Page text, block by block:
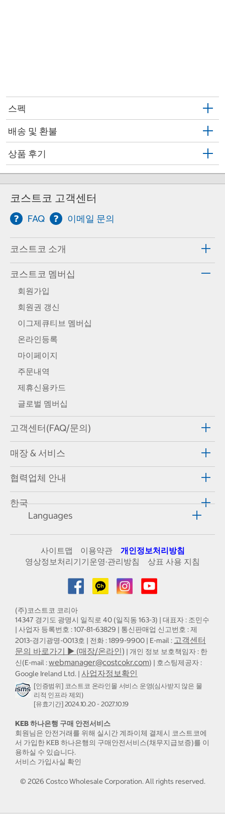
스펙
배송 및 환불
상품 후기
코스트코 고객센터
FAQ 이메일 문의
코스트코 소개
코스트코 멤버십
회원가입
회원권 갱신
이그제큐티브 멤버십
온라인등록
마이페이지
주문내역
제휴신용카드
글로벌 멤버십
고객센터(FAQ/문의)
매장 & 서비스
협력업체 안내
한국
Languages
사이트맵 이용약관
개인정보처리방침
영상정보처리기기운영·관리방침
상표 사용 지침
(주)코스트코 코리아
14347 경기도 광명시 일직로 40 (일직동 163-3) | 대표자 : 조민수
| 사업자 등록번호 : 107-81-63829 | 통신판매업 신고번호 : 제
2013-경기광명-0013호 | 전화 : 1899-9900 | E-mail : 고객센터
문의 바로가기 ▶ (매장/온라인) | 개인 정보 보호책임자 : 한
신(E-mail :webmanager@costcokr.com) | 호스팅제공자 :
Google Ireland Ltd. | 사업자정보확인
[인증범위] 코스트코 온라인몰 서비스 운영(심사받지 않은 물
리적 인프라 제외)
[유효기간] 2024.10.20 - 2027.10.19
KEB 하나은행 구매 안전서비스
회원님은 안전거래를 위해 실시간 계좌이체 결제시 코스트코에
서 가입한 KEB 하나은행의 구매안전서비스(채무지급보증)를 이
용하실 수 있습니다.
서비스 가입사실 확인
© 2026 Costco Wholesale Corporation.All rights reserved.